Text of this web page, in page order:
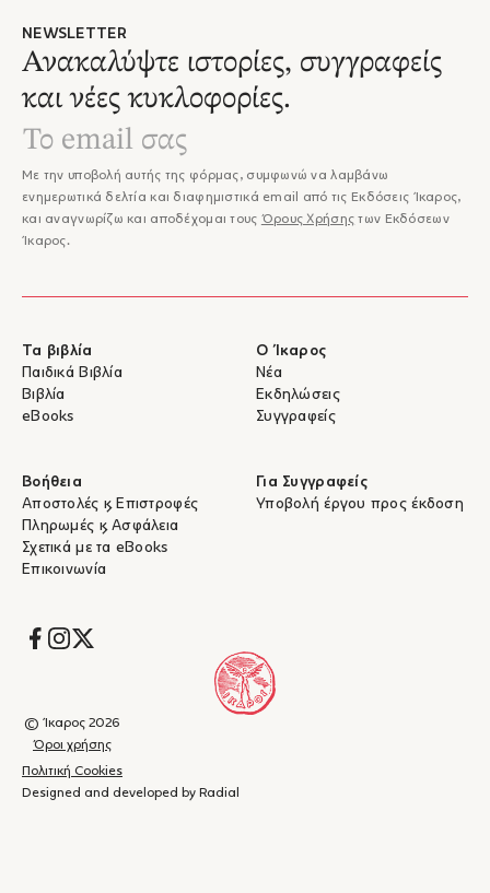
NEWSLETTER
Ανακαλύψτε ιστορίες, συγγραφείς
και νέες κυκλοφορίες.
Με την υποβολή αυτής της φόρμας, συμφωνώ να λαμβάνω
ενημερωτικά δελτία και διαφημιστικά email από τις Εκδόσεις Ίκαρος,
και αναγνωρίζω και αποδέχομαι τους Όρους Χρήσης των Εκδόσεων
Ίκαρος.
Τα βιβλία
Παιδικά Βιβλία
Βιβλία
eBooks
Ο Ίκαρος
Νέα
Εκδηλώσεις
Συγγραφείς
Βοήθεια
Αποστολές & Επιστροφές
Πληρωμές & Ασφάλεια
Σχετικά με τα eBooks
Επικοινωνία
Για Συγγραφείς
Υποβολή έργου προς έκδοση
Socials
© Ίκαρος 2026
Όροι χρήσης
Πολιτική Cookies
Designed and developed by Radial